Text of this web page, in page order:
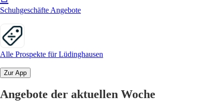
Schuhgeschäfte Angebote
Alle Prospekte für Lüdinghausen
Zur App
Angebote der aktuellen Woche